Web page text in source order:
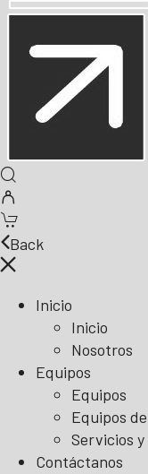
Back
Inicio
Inicio
Nosotros
Equipos
Equipos
Equipos
Servicios
Contáctanos